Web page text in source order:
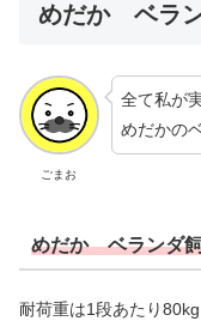
めだか ベラ
ごまお
全て私が
めだかの
めだか ベランダ
耐荷重は1段あたり